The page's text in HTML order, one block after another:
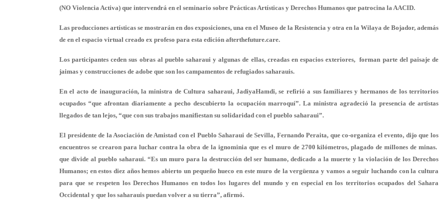
(NO Violencia Activa) que intervendrá en el seminario sobre Prácticas Artísticas y Derechos Humanos que patrocina la AACID.
Las producciones artísticas se mostrarán en dos exposiciones, una en el Museo de la Resistencia y otra en la Wilaya de Bojador, además
de en el espacio virtual creado ex profeso para esta edición afterthefuture.care.
Los participantes ceden sus obras al pueblo saharaui y algunas de ellas, creadas en espacios exteriores, forman parte del paisaje de
jaimas y construcciones de adobe que son los campamentos de refugiados saharauis.
En el acto de inauguración, la ministra de Cultura saharaui, JadiyaHamdi, se refirió a sus familiares y hermanos de los territorios
ocupados “que afrontan diariamente a pecho descubierto la ocupación marroquí”. La ministra agradeció la presencia de artistas
llegados de tan lejos, “que con sus trabajos manifiestan su solidaridad con el pueblo saharaui”.
El presidente de la Asociación de Amistad con el Pueblo Saharaui de Sevilla, Fernando Peraita, que co-organiza el evento, dijo que los
encuentros se crearon para luchar contra la obra de la ignominia que es el muro de 2700 kilómetros, plagado de millones de minas.
que divide al pueblo saharaui. “Es un muro para la destrucción del ser humano, dedicado a la muerte y la violación de los Derechos
Humanos; en estos diez años hemos abierto un pequeño hueco en este muro de la vergüenza y vamos a seguir luchando con la cultura
para que se respeten los Derechos Humanos en todos los lugares del mundo y en especial en los territorios ocupados del Sahara
Occidental y que los saharauis puedan volver a su tierra”, afirmó.